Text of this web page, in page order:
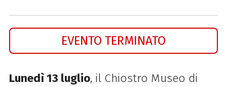
EVENTO TERMINATO
Lunedì 13 luglio, il Chiostro Museo di